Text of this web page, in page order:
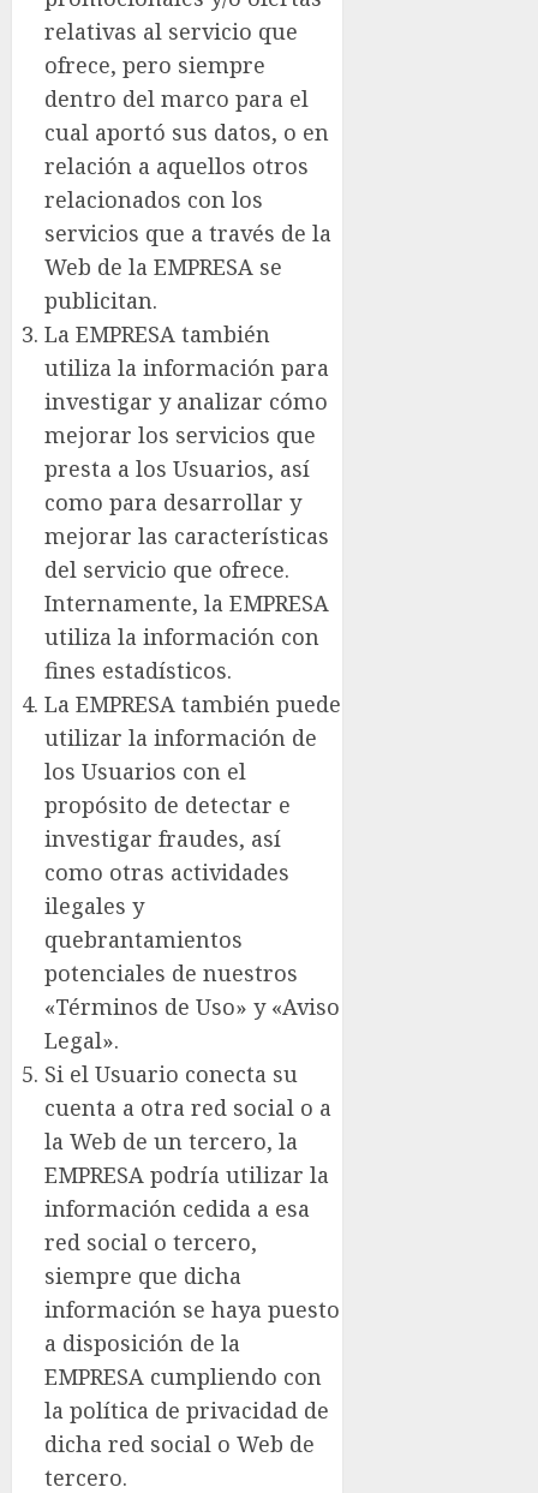
relativas al servicio que
ofrece, pero siempre
dentro del marco para el
cual aportó sus datos, o en
relación a aquellos otros
relacionados con los
servicios que a través de la
Web de la EMPRESA se
publicitan.
La EMPRESA también
utiliza la información para
investigar y analizar cómo
mejorar los servicios que
presta a los Usuarios, así
como para desarrollar y
mejorar las características
del servicio que ofrece.
Internamente, la EMPRESA
utiliza la información con
fines estadísticos.
La EMPRESA también puede
utilizar la información de
los Usuarios con el
propósito de detectar e
investigar fraudes, así
como otras actividades
ilegales y
quebrantamientos
potenciales de nuestros
«Términos de Uso» y «Aviso
Legal».
Si el Usuario conecta su
cuenta a otra red social o a
la Web de un tercero, la
EMPRESA podría utilizar la
información cedida a esa
red social o tercero,
siempre que dicha
información se haya puesto
a disposición de la
EMPRESA cumpliendo con
la política de privacidad de
dicha red social o Web de
tercero.